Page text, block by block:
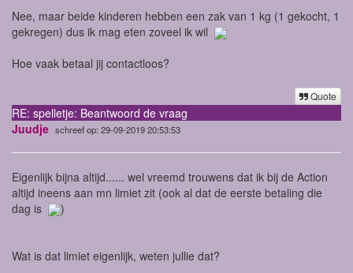
Nee, maar beide kinderen hebben een zak van 1 kg (1 gekocht, 1
gekregen) dus ik mag eten zoveel ik wil
Hoe vaak betaal jij contactloos?
Quote
RE: spelletje: Beantwoord de vraag
Juudje schreef op: 29-09-2019 20:53:53
Eigenlijk bijna altijd...... wel vreemd trouwens dat ik bij de Action
altijd ineens aan mn limiet zit (ook al dat de eerste betaling die
dag is
)
Wat is dat limiet eigenlijk, weten jullie dat?